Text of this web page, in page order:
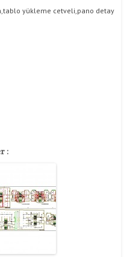
yükleme cetveli,pano detay
: